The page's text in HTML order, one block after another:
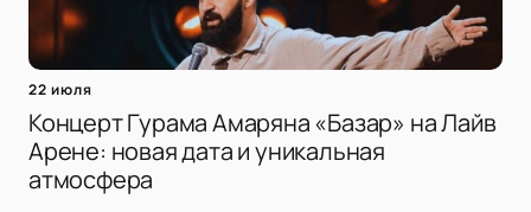
22 июля
Концерт Гурама Амаряна «Базар» на Лайв
Арене: новая дата и уникальная
атмосфера